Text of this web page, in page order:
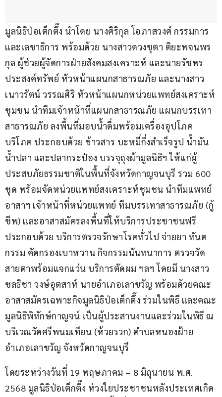
มูลนิธิป่อเต็กตึ๊ง นำโดย นางศิริกุล โอภาสวงศ์ กรรมการ
และเลขาธิการ พร้อมด้วย นางสาวดวงชุตา ติยะพจนพร
กุล ผู้ช่วยผู้จัดการฝ่ายสังคมสงเคราะห์ และนายรัชพร
ประสงค์ทรัพย์ หัวหน้าแผนกสาธารณภัย และนางสาว
เนาวรัตน์ วรรณศิริ หัวหน้าแผนกหน่วยแพทย์สงเคราะห์
ชุมชน นำทีมเจ้าหน้าที่แผนกสาธารณภัย แผนกบรรเทา
สาธารณภัย ลงพื้นที่มอบน้ำดื่มพร้อมเครื่องอุปโภค
บริโภค ประกอบด้วย ข้าวสาร บะหมี่กึ่งสำเร็จรูป น้ำมัน
น้ำปลา และปลากระป๋อง บรรจุถุงผ้ามูลนิธิฯ ให้แก่ผู้
ประสบภัยธรรมชาติในพื้นที่จังหวัดกาญจนบุรี รวม 600
ชุด พร้อมจัดหน่วยแพทย์สงเคราะห์ชุมชน นำทีมแพทย์
อาสาฯ เจ้าหน้าที่หน่วยแพทย์ ทีมบรรเทาสาธารณภัย (กู้
ชีพ) และอาสาสมัครลงพื้นที่ให้บริการประชาชนฟรี
ประกอบด้วย บริการตรวจรักษาโรคทั่วไป จ่ายยา ทันต
กรรม คัดกรองเบาหวาน กิจกรรมนันทนาการ ตรวจวัด
สายตาพร้อมแจกแว่น บริการตัดผม ฯลฯ โดยมี นางสาว
ชลธิชา วงษ์อุตสาห์ นายอำเภอเลาขวัญ พร้อมด้วยคณะ
อาสาสมัครเฉพาะกิจมูลนิธิป่อเต็กตึ๊ง ร่วมในพิธี และคณะ
มูลนิธิพิทักษ์กาญจน์ เป็นผู้ประสานงานและร่วมในพิธี ณ
บริเวณวัดศรีพนมเทียน (ห้วยรวก) ตำบลหนองฝ้าย
อำเภอเลาขวัญ จังหวัดกาญจนบุรี
โดยระหว่างวันที่ 19 พฤษภาคม – 8 มิถุนายน พ.ศ.
2568 มูลนิธิป่อเต็กตึ๊ง ห่วงใยประชาชนหลังประเทศเกิด